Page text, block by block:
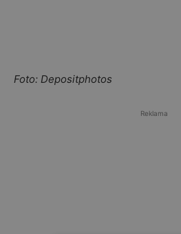
Foto: Depositphotos
Reklama